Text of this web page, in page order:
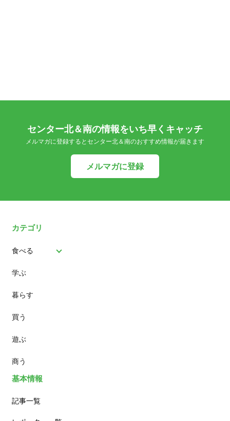
センター北＆南の情報をいち早くキャッチ
メルマガに登録するとセンター北＆南のおすすめ情報が届きます
メルマガに登録
カテゴリ
食べる
パン
スイーツ
ランチ
カフェ
学ぶ
暮らす
買う
遊ぶ
商う
基本情報
記事一覧